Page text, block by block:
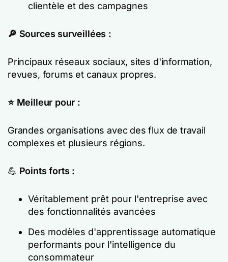
clientèle et des campagnes
🔎 Sources surveillées :
Principaux réseaux sociaux, sites d'information,
revues, forums et canaux propres.
⭐ Meilleur pour :
Grandes organisations avec des flux de travail
complexes et plusieurs régions.
💪 Points forts :
Véritablement prêt pour l'entreprise avec
des fonctionnalités avancées
Des modèles d'apprentissage automatique
performants pour l'intelligence du
consommateur